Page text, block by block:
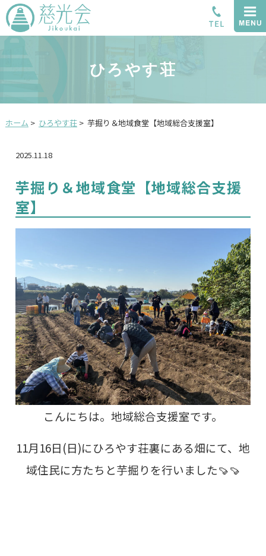
ひろやす荘
ホーム > ひろやす荘> 芋掘り＆地域食堂【地域総合支援室】
2025.11.18
芋掘り＆地域食堂【地域総合支援
室】
こんにちは。地域総合支援室です。
11月16日(日)にひろやす荘裏にある畑にて、地
域住民に方たちと芋掘りを行いました🍠🍠